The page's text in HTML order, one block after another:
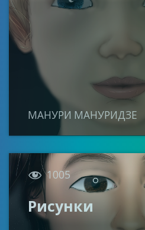
МАНУРИ МАНУРИДЗЕ
 1005
Рисунки